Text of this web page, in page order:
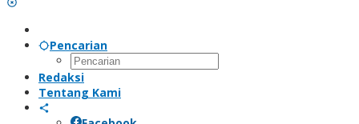
Pencarian
Redaksi
Tentang Kami